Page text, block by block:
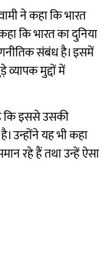
ने कहा कि भारत
कि भारत का दुनिया
संबंध है। इसमें
मुद्दों में
कि इससे उसकी
उन्होंने यह भी कहा
रहे हैं तथा उन्हें ऐसा